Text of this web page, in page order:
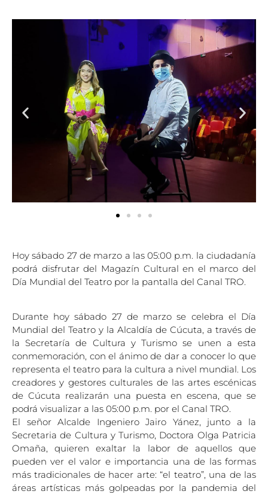
Hoy sábado 27 de marzo a las 05:00 p.m. la ciudadanía
podrá disfrutar del Magazín Cultural en el marco del
Día Mundial del Teatro por la pantalla del Canal TRO.
Durante hoy sábado 27 de marzo se celebra el Día
Mundial del Teatro y la Alcaldía de Cúcuta, a través de
la Secretaría de Cultura y Turismo se unen a esta
conmemoración, con el ánimo de dar a conocer lo que
representa el teatro para la cultura a nivel mundial. Los
creadores y gestores culturales de las artes escénicas
de Cúcuta realizarán una puesta en escena, que se
podrá visualizar a las 05:00 p.m. por el Canal TRO.
El señor Alcalde Ingeniero Jairo Yánez, junto a la
Secretaria de Cultura y Turismo, Doctora Olga Patricia
Omaña, quieren exaltar la labor de aquellos que
pueden ver el valor e importancia una de las formas
más tradicionales de hacer arte: “el teatro”, una de las
áreas artísticas más golpeadas por la pandemia del